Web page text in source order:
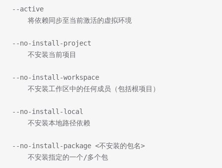
--active
    将依赖同步至当前激活的虚拟环境
--no-install-project
    不安装当前项目
--no-install-workspace
    不安装工作区中的任何成员（包括根项目）
--no-install-local
    不安装本地路径依赖
--no-install-package <不安装的包名>
    不安装指定的一个/多个包